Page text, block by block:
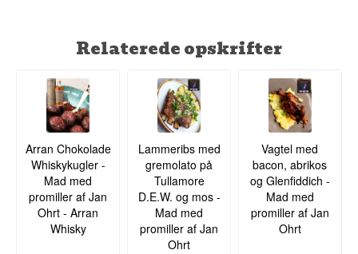
Relaterede opskrifter
Arran Chokolade
Whiskykugler -
Mad med
promiller af Jan
Ohrt - Arran
Whisky
Lammeribs med
gremolato på
Tullamore
D.E.W. og mos -
Mad med
promiller af Jan
Ohrt
Vagtel med
bacon, abrikos
og Glenfiddich -
Mad med
promiller af Jan
Ohrt